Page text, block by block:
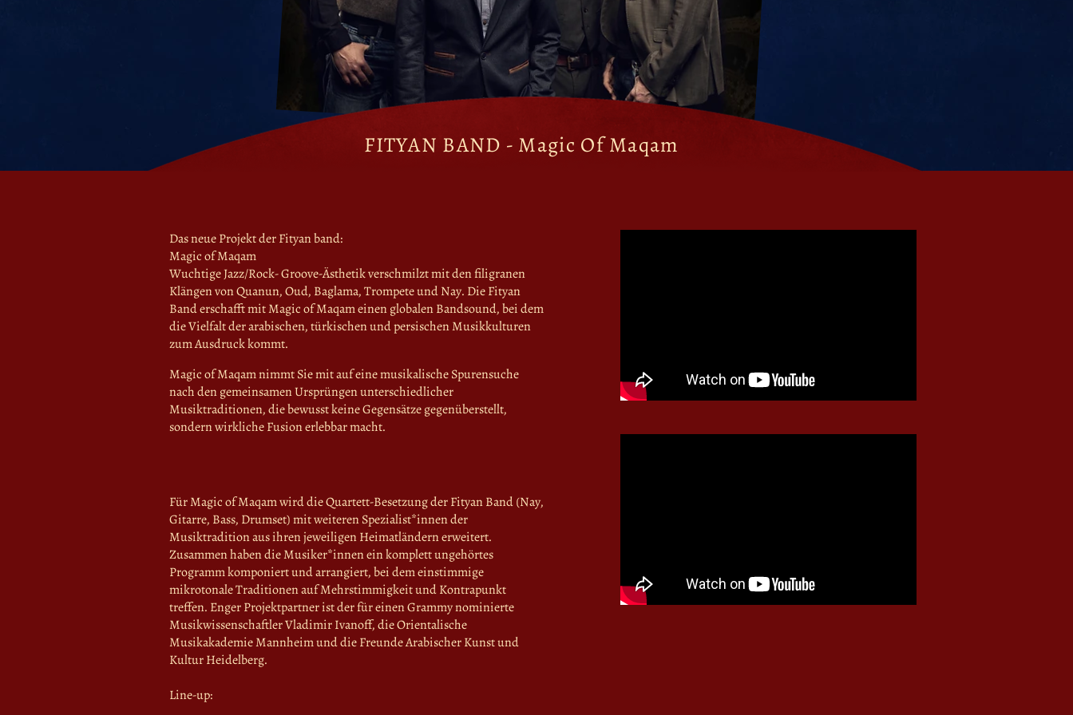
FITYAN BAND
FITYAN BAND - Magic Of Maqam
Das neue Projekt der Fityan band:
Magic of Maqam
Wuchtige Jazz/Rock- Groove-Ästhetik verschmilzt mit den filigranen
Klängen von Quanun, Oud, Baglama, Trompete und Nay. Die Fityan
Band erschafft mit Magic of Maqam einen globalen Bandsound, bei dem
die Vielfalt der arabischen, türkischen und persischen Musikkulturen
zum Ausdruck kommt.
Magic of Maqam nimmt Sie mit auf eine musikalische Spurensuche
nach den gemeinsamen Ursprüngen unterschiedlicher
Musiktraditionen, die bewusst keine Gegensätze gegenüberstellt,
sondern wirkliche Fusion erlebbar macht.
Für Magic of Maqam wird die Quartett-Besetzung der Fityan Band (Nay,
Gitarre, Bass, Drumset) mit weiteren Spezialist*innen der
Musiktradition aus ihren jeweiligen Heimatländern erweitert.
Zusammen haben die Musiker*innen ein komplett ungehörtes
Programm komponiert und arrangiert, bei dem einstimmige
mikrotonale Traditionen auf Mehrstimmigkeit und Kontrapunkt
treffen. Enger Projektpartner ist der für einen Grammy nominierte
Musikwissenschaftler Vladimir Ivanoff, die Orientalische
Musikakademie Mannheim und die Freunde Arabischer Kunst und
Kultur Heidelberg.
Line-up: